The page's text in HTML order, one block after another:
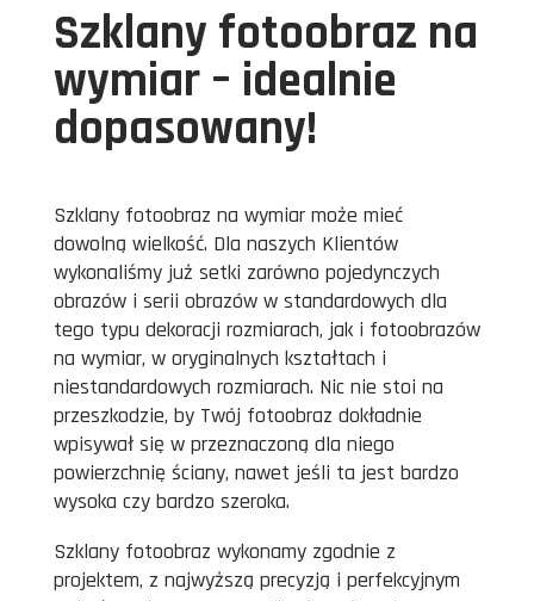
Szklany fotoobraz na
wymiar – idealnie
dopasowany!
Szklany fotoobraz na wymiar może mieć
dowolną wielkość. Dla naszych Klientów
wykonaliśmy już setki zarówno pojedynczych
obrazów i serii obrazów w standardowych dla
tego typu dekoracji rozmiarach, jak i fotoobrazów
na wymiar, w oryginalnych kształtach i
niestandardowych rozmiarach. Nic nie stoi na
przeszkodzie, by Twój fotoobraz dokładnie
wpisywał się w przeznaczoną dla niego
powierzchnię ściany, nawet jeśli ta jest bardzo
wysoka czy bardzo szeroka.
Szklany fotoobraz wykonamy zgodnie z
projektem, z najwyższą precyzją i perfekcyjnym